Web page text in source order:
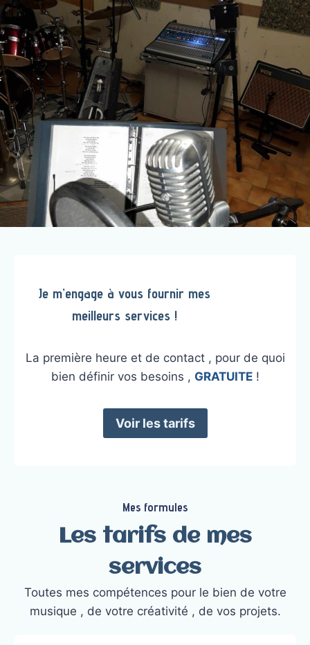
Je m’engage à vous fournir mes
meilleurs services !
La première heure et de contact , pour de quoi
bien définir vos besoins , GRATUITE!
Voir les tarifs
Mes formules
Les tarifs de mes
services
Toutes mes compétences pour le bien de votre
musique , de votre créativité , de vos projets.